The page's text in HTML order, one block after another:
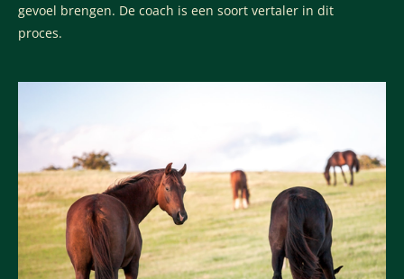
gevoel brengen. De coach is een soort vertaler in dit
proces.